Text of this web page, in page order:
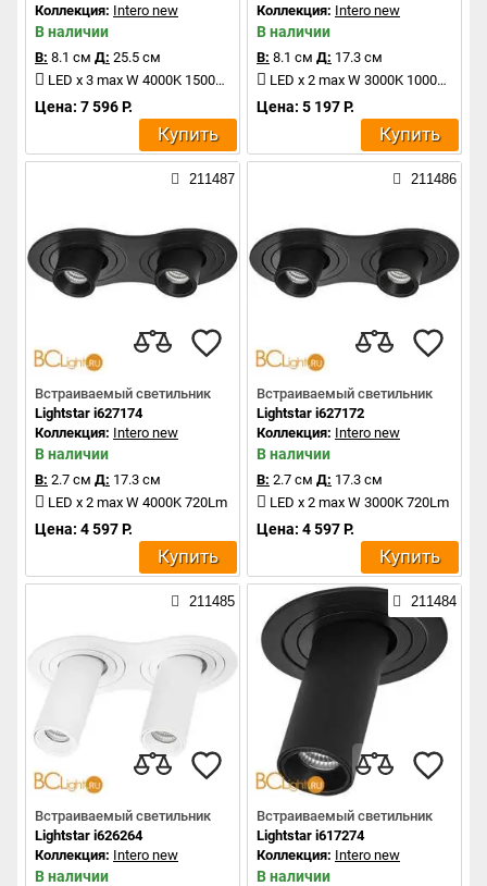
Коллекция: Intero new
В наличии
В: 8.1 см Д: 25.5 см
LED x 3 max W 4000K 1500Lm
Цена: 7 596 Р.
Купить
Коллекция: Intero new
В наличии
В: 8.1 см Д: 17.3 см
LED x 2 max W 3000K 1000Lm
Цена: 5 197 Р.
Купить
211487
Встраиваемый светильник
Lightstar i627174
Коллекция: Intero new
В наличии
В: 2.7 см Д: 17.3 см
LED x 2 max W 4000K 720Lm
Цена: 4 597 Р.
Купить
211486
Встраиваемый светильник
Lightstar i627172
Коллекция: Intero new
В наличии
В: 2.7 см Д: 17.3 см
LED x 2 max W 3000K 720Lm
Цена: 4 597 Р.
Купить
211485
Встраиваемый светильник
Lightstar i626264
Коллекция: Intero new
В наличии
211484
Встраиваемый светильник
Lightstar i617274
Коллекция: Intero new
В наличии